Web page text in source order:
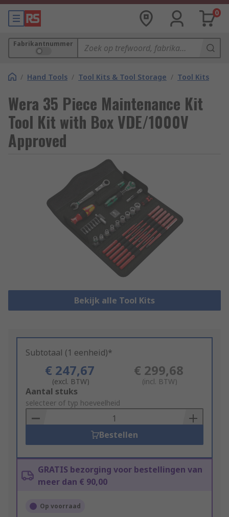
0
Fabrikantnummer
/ Hand Tools / Tool Kits & Tool Storage / Tool Kits
Wera 35 Piece Maintenance Kit
Tool Kit with Box VDE/1000V
Approved
Bekijk alle Tool Kits
Subtotaal (1 eenheid)*
€ 247,67
(excl. BTW)
€ 299,68
(incl. BTW)
Add
to
Basket
Aantal stuks
selecteer of typ hoeveelheid
Bestellen
GRATIS bezorging voor bestellingen van
meer dan € 90,00
Op voorraad